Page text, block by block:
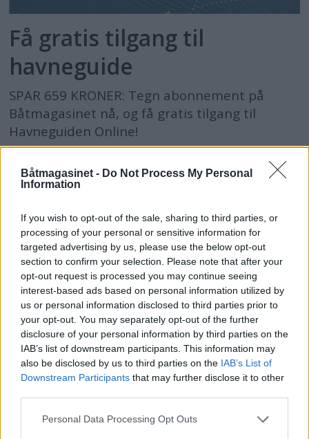
Båtmagasinet - Do Not Process My Personal
Information
If you wish to opt-out of the sale, sharing to third parties, or
processing of your personal or sensitive information for
targeted advertising by us, please use the below opt-out
section to confirm your selection. Please note that after your
opt-out request is processed you may continue seeing
interest-based ads based on personal information utilized by
us or personal information disclosed to third parties prior to
your opt-out. You may separately opt-out of the further
disclosure of your personal information by third parties on the
IAB’s list of downstream participants. This information may
also be disclosed by us to third parties on the IAB’s List of
Downstream Participants that may further disclose it to other
Personal Data Processing Opt Outs
Få gratis tilgang til
havneguide
SPAR 659 KRONER: Tegn abonnement på
Båtmagasinet nå, og få gratis tilgang til
Havneguiden Online!
Losen avviser straffeskyld